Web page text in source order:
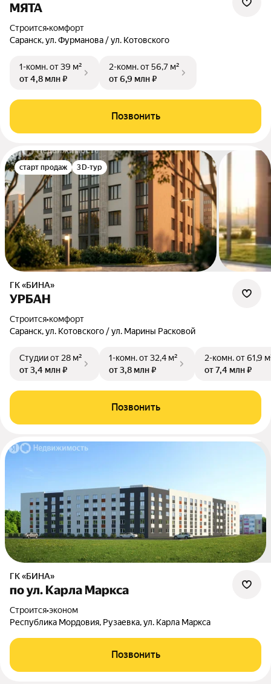
МЯТА
Строится•комфорт
Саранск, ул. Фурманова / ул. Котовского
1-комн.от 39 м²
от 4,8 млн ₽
2-комн.от 56,7 м²
от 6,9 млн ₽
Позвонить
старт продаж 3D-тур
ГК «БИНА»
УРБАН
Строится•комфорт
Саранск, ул. Котовского / ул. Марины Расковой
Студииот 28 м²
от 3,4 млн ₽
1-комн.от 32,4 м²
от 3,8 млн ₽
2-комн.от 61,9
от 7,4 млн ₽
Позвонить
ГК «БИНА»
по ул. Карла Маркса
Строится•эконом
Республика Мордовия, Рузаевка, ул. Карла Маркса
Позвонить